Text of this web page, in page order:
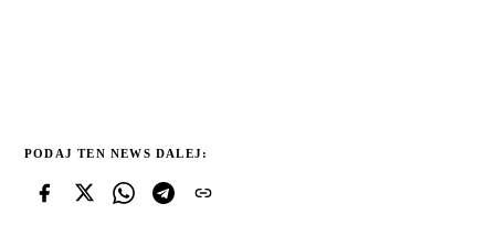
PODAJ TEN NEWS DALEJ: